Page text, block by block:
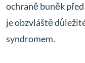
ochraně buněk
je obzvláště
syndromem.